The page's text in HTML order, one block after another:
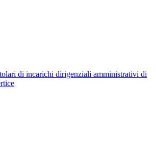
di incarichi dirigenziali amministrativi di